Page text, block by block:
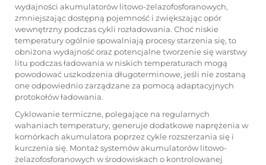
wydajności akumulatorów litowo-żelazofosforanowych,
zmniejszając dostępną pojemność i zwiększając opór
wewnętrzny podczas cykli rozładowania. Choć niskie
temperatury ogólnie spowalniają procesy starzenia się, to
obniżona wydajność oraz potencjalne tworzenie się warstwy
litu podczas ładowania w niskich temperaturach mogą
powodować uszkodzenia długoterminowe, jeśli nie zostaną
one odpowiednio zarządzane za pomocą adaptacyjnych
protokołów ładowania.
Cyklowanie termiczne, polegające na regularnych
wahaniach temperatury, generuje dodatkowe naprężenia w
komórkach akumulatora poprzez cykle rozszerzania się i
kurczenia się. Montaż systemów akumulatorów litowo-
żelazofosforanowych w środowiskach o kontrolowanej